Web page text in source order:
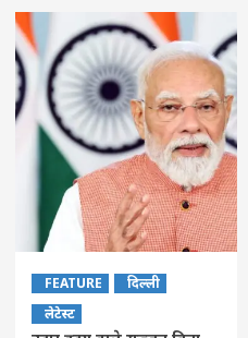
FEATURE
दिल्ली
लेटेस्ट